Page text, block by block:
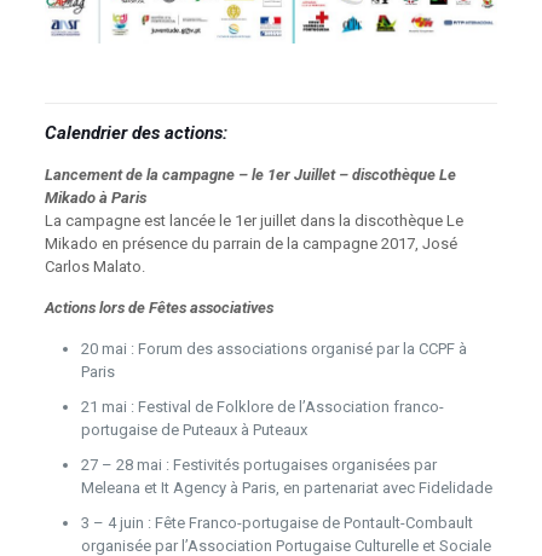
Calendrier des actions:
Lancement de la campagne – le 1er Juillet – discothèque Le
Mikado à Paris
La campagne est lancée le 1er juillet dans la discothèque Le
Mikado en présence du parrain de la campagne 2017, José
Carlos Malato.
Actions lors de Fêtes associatives
20 mai : Forum des associations organisé par la CCPF à
Paris
21 mai : Festival de Folklore de l’Association franco-
portugaise de Puteaux à Puteaux
27 – 28 mai : Festivités portugaises organisées par
Meleana et It Agency à Paris, en partenariat avec Fidelidade
3 – 4 juin : Fête Franco-portugaise de Pontault-Combault
organisée par l’Association Portugaise Culturelle et Sociale